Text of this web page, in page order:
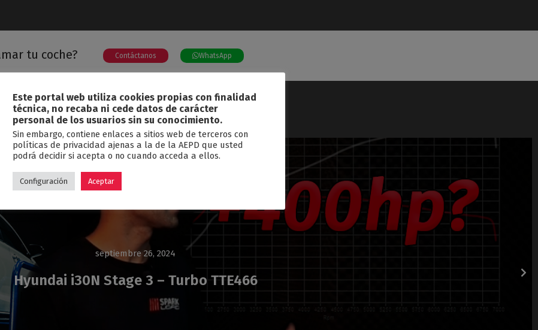
tu coche? Contáctanos WhatsApp
Blog
septiembre 26, 2024
Hyundai i30N Stage 3 – Turbo TTE466
Este portal web utiliza cookies propias con finalidad
técnica, no recaba ni cede datos de carácter
personal de los usuarios sin su conocimiento.
Sin embargo, contiene enlaces a sitios web de terceros con
políticas de privacidad ajenas a la de la AEPD que usted
podrá decidir si acepta o no cuando acceda a ellos.
Configuración Aceptar